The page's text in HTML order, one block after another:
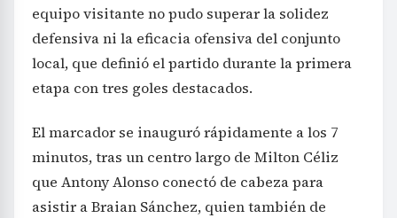
equipo visitante no pudo superar la solidez
defensiva ni la eficacia ofensiva del conjunto
local, que definió el partido durante la primera
etapa con tres goles destacados.
El marcador se inauguró rápidamente a los 7
minutos, tras un centro largo de Milton Céliz
que Antony Alonso conectó de cabeza para
asistir a Braian Sánchez, quien también de